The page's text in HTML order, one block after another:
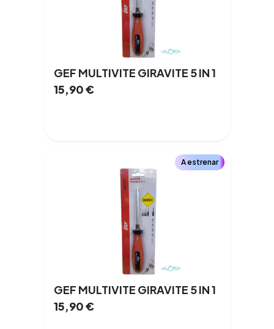
GEF MULTIVITE GIRAVITE 5 IN 1
15,90€
A estrenar
GEF MULTIVITE GIRAVITE 5 IN 1
15,90€